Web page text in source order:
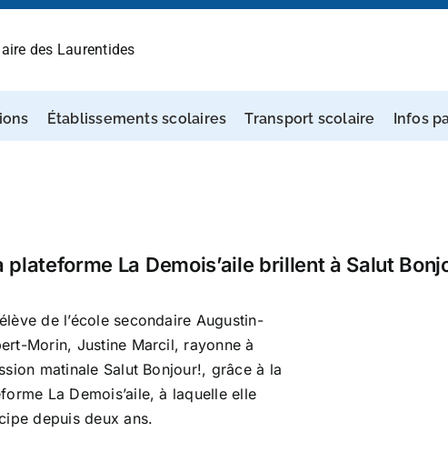
des Laurentides
Établissements scolaires Transport scolaire Infos
La Demois’aile brillent à Salut
de l’école secondaire Augustin-
Morin, Justine Marcil, rayonne à
matinale Salut Bonjour!, grâce à la
La Demois’aile, à laquelle elle
depuis deux ans.